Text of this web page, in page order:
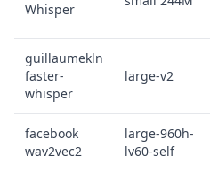
Whisper
guillaumekln
faster-
whisper
large-v2
facebook
wav2vec2
large-960h-
lv60-self